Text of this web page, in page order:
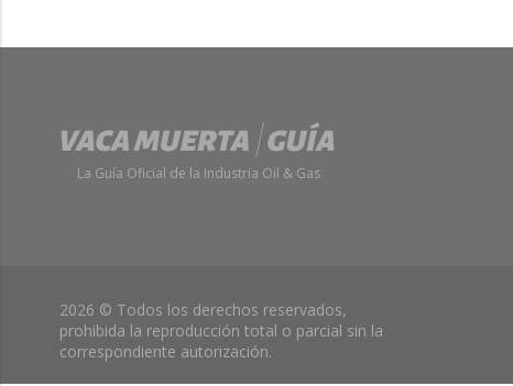
La Guía Oficial de la Industria Oil & Gas
2026 © Todos los derechos reservados,
prohibida la reproducción total o parcial sin la
correspondiente autorización.